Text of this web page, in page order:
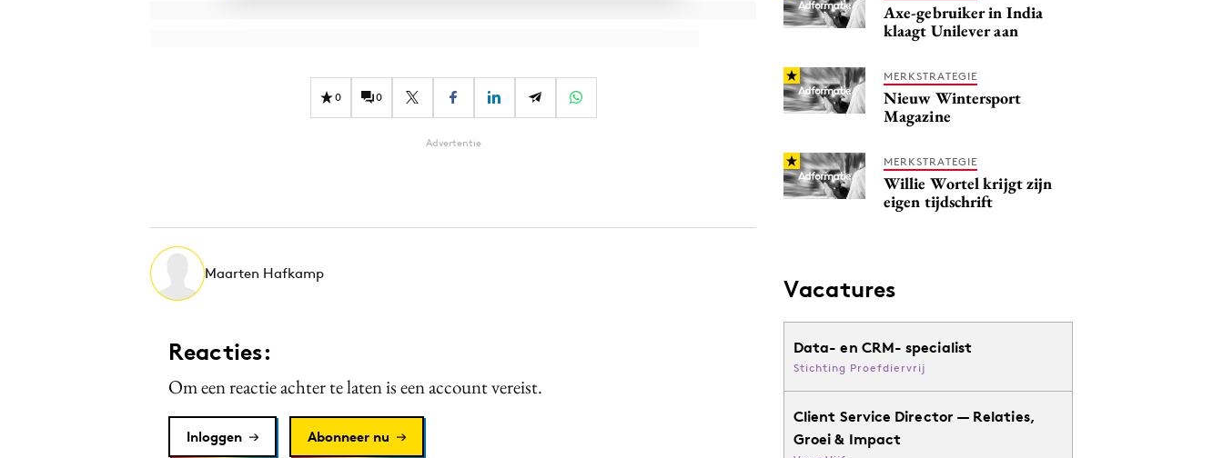
0 0
Advertentie
Maarten Hafkamp
Reacties:
Om een reactie achter te laten is een account vereist.
Inloggen Abonneer nu
Axe-gebruiker in India
klaagt Unilever aan
MERKSTRATEGIE
Nieuw Wintersport
Magazine
MERKSTRATEGIE
Willie Wortel krijgt zijn
eigen tijdschrift
Vacatures
Data- en CRM- specialist
Stichting Proefdiervrij
Client Service Director — Relaties,
Groei & Impact